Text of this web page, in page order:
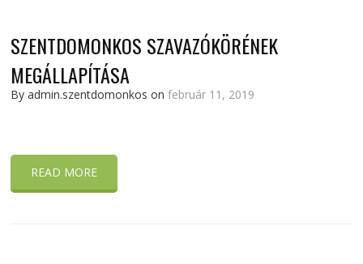
SZENTDOMONKOS SZAVAZÓKÖRÉNEK
MEGÁLLAPÍTÁSA
By admin.szentdomonkos onfebruár 11, 2019
READ MORE